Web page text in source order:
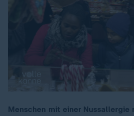
Menschen mit einer Nussallergie